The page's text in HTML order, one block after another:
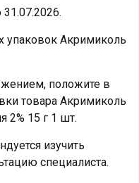
упаковок Акримиколь
положите в
товара Акримиколь
2% 15 г 1 шт.
изучить
специалиста.